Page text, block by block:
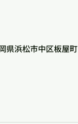
県浜松市中区板屋町